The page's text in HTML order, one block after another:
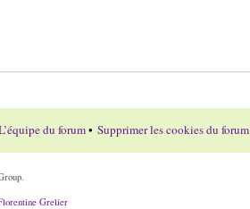
du forum• Supprimer les cookies du forum
Grelier